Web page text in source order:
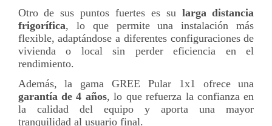
Otro de sus puntos fuertes es su larga distancia
frigorífica, lo que permite una instalación más
flexible, adaptándose a diferentes configuraciones de
vivienda o local sin perder eficiencia en el
rendimiento.
Además, la gama GREE Pular 1x1 ofrece una
garantía de 4 años, lo que refuerza la confianza en
la calidad del equipo y aporta una mayor
tranquilidad al usuario final.